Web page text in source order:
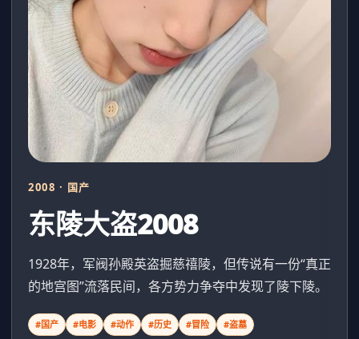
2008 · 国产
东陵大盗2008
1928年，军阀孙殿英盗掘慈禧陵，但传说有一份“真正
的地宫图”流落民间，各方势力争夺中发现了陵下陵。
#国产 #电影 #动作 #历史 #冒险 #盗墓